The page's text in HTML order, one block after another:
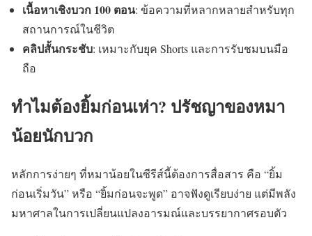
เนื้อหาเชิงบวก 100 ตอน: ข้อความที่หลากหลายสำหรับทุก
สถานการณ์ในชีวิต
คลิปสั้นกระชับ: เหมาะกับยุค Shorts และการรับชมบนมือ
ถือ
ทำไมต้องยิ้มก่อนเห่า? ปรัชญาของหมา
น้อยนักบวก
หลักการง่ายๆ ที่หมาน้อยในซีรีส์นี้ต้องการสื่อสาร คือ “ยิ้ม
ก่อนเริ่มวัน” หรือ “ยิ้มก่อนจะพูด” อาจฟังดูเรียบง่าย แต่มีพลัง
มหาศาลในการเปลี่ยนแปลงอารมณ์และบรรยากาศรอบตัว